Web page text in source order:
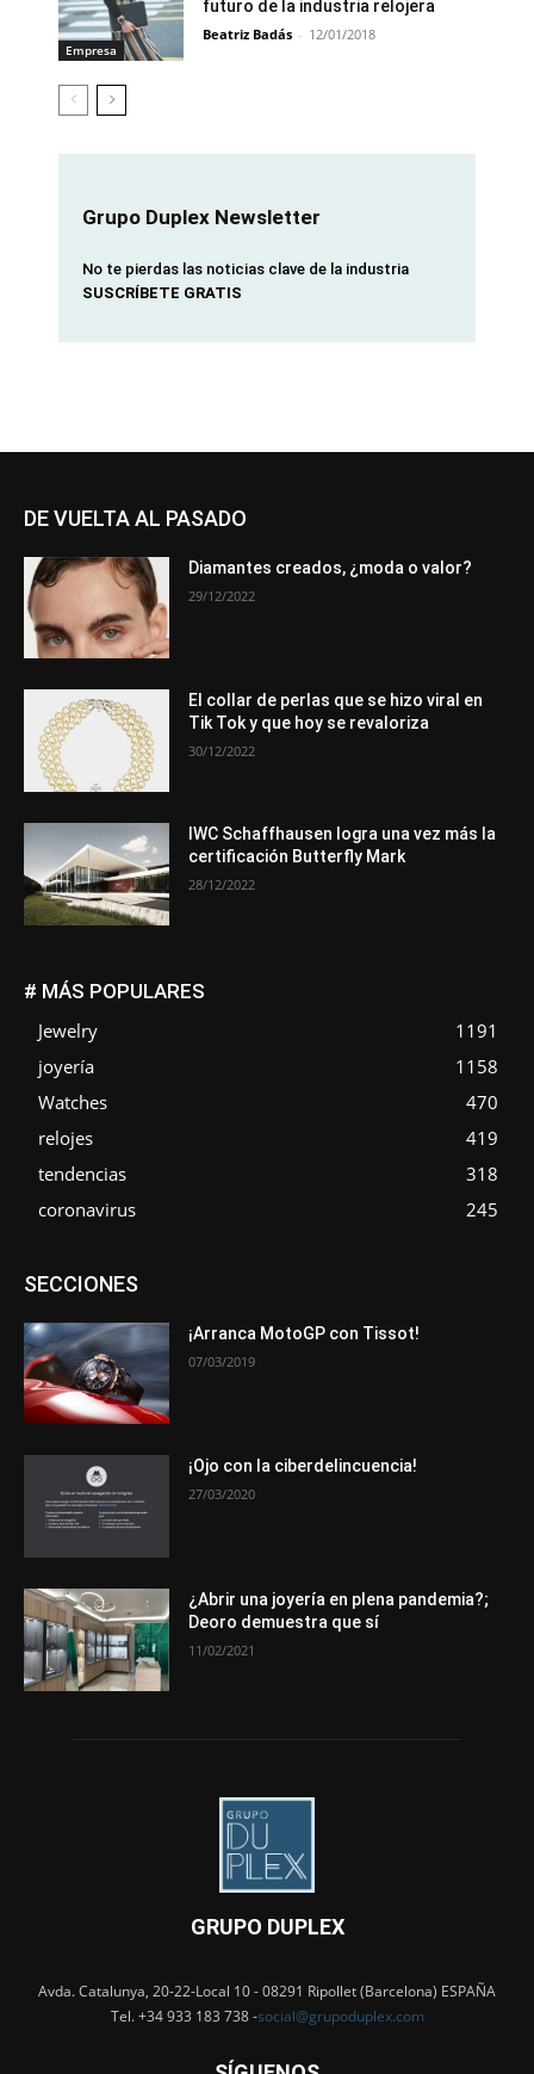
Empresa
futuro de la industria relojera
Beatriz Badás - 12/01/2018
Grupo Duplex Newsletter
No te pierdas las noticias clave de la industria
SUSCRÍBETE GRATIS
DE VUELTA AL PASADO
Diamantes creados, ¿moda o valor?
29/12/2022
El collar de perlas que se hizo viral en
Tik Tok y que hoy se revaloriza
30/12/2022
IWC Schaffhausen logra una vez más la
certificación Butterfly Mark
28/12/2022
# MÁS POPULARES
Jewelry
1191
joyería
1158
Watches
470
relojes
419
tendencias
318
coronavirus
245
SECCIONESAsociaciones
Novedades
Opiniones Premios Secciones
¡Arranca MotoGP con Tissot!
07/03/2019
¡Ojo con la ciberdelincuencia!
27/03/2020
¿Abrir una joyería en plena pandemia?;
Deoro demuestra que sí
11/02/2021
GRUPO DUPLEX
Avda. Catalunya, 20-22-Local 10 - 08291 Ripollet (Barcelona) ESPAÑA
Tel. +34 933 183 738 -social@grupoduplex.com